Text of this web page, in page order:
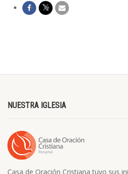
NUESTRA IGLESIA
Casa de Oración Cristiana tuvo sus